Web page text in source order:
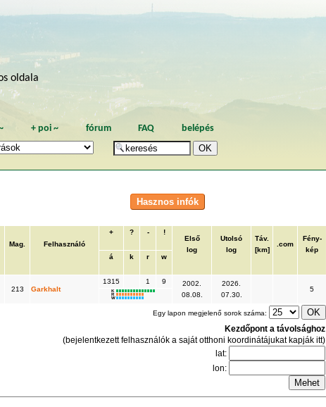
oldala
+ poi~ fórum FAQ belépés
Mag. Felhasználó
+ ? -
!
Első
log
Utolsó
log
Táv.
[km]
.com
Fény-
kép
á
k r w
213 Garkhalt
1315 1 9
2002.
08.08.
2026.
07.30.
5
K
R
W
Egy lapon megjelenő sorok száma:
Kezdőpont a távolsághoz
(bejelentkezett felhasználók a saját otthoni koordinátájukat kapják itt)
lat:
lon: